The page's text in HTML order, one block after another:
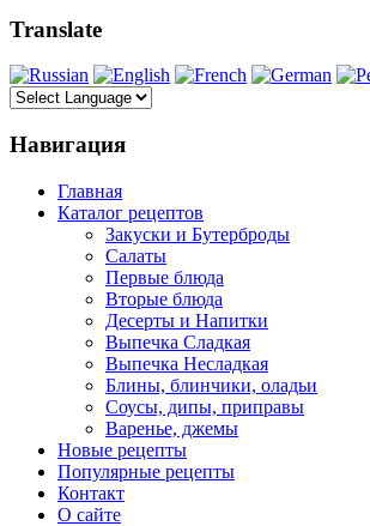
Translate
Навигация
Главная
Каталог рецептов
Закуски и Бутерброды
Салаты
Первые блюда
Вторые блюда
Десерты и Напитки
Выпечка Сладкая
Выпечка Несладкая
Блины, блинчики, оладьи
Соусы, дипы, приправы
Варенье, джемы
Новые рецепты
Популярные рецепты
Контакт
О сайте